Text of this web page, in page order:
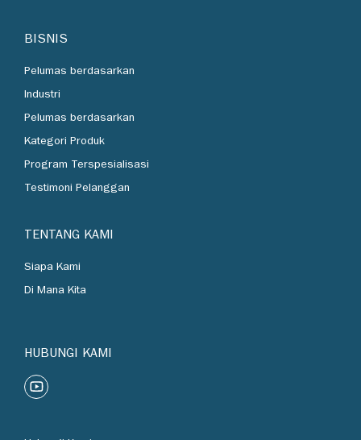
BISNIS
Pelumas berdasarkan
Industri
Pelumas berdasarkan
Kategori Produk
Program Terspesialisasi
Testimoni Pelanggan
TENTANG KAMI
Siapa Kami
Di Mana Kita
HUBUNGI KAMI